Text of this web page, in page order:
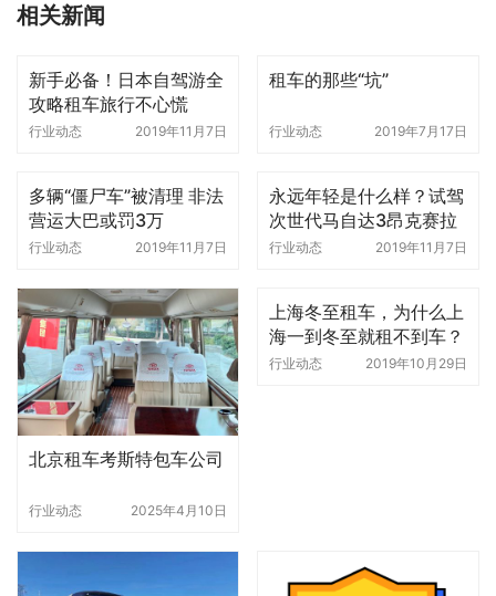
相关新闻
新手必备！日本自驾游全
攻略租车旅行不心慌
行业动态 2019年11月7日
租车的那些“坑”
行业动态 2019年7月17日
多辆“僵尸车”被清理 非法
营运大巴或罚3万
行业动态 2019年11月7日
永远年轻是什么样？试驾
次世代马自达3昂克赛拉
行业动态 2019年11月7日
北京租车考斯特包车公司
行业动态 2025年4月10日
上海冬至租车，为什么上
海一到冬至就租不到车？
行业动态 2019年10月29日